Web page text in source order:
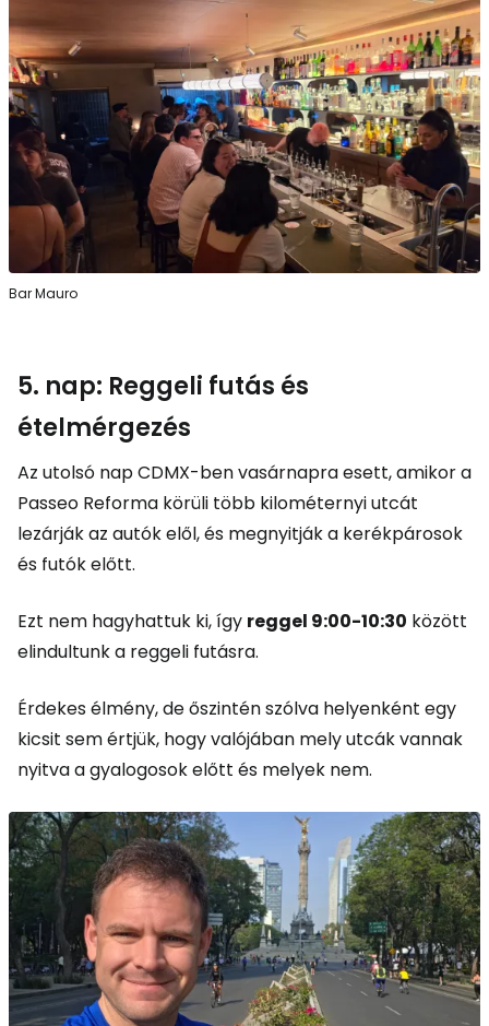
Bar Mauro
5. nap: Reggeli futás és
ételmérgezés
Az utolsó nap CDMX-ben vasárnapra esett, amikor a
Passeo Reforma körüli több kilométernyi utcát
lezárják az autók elől, és megnyitják a kerékpárosok
és futók előtt.
Ezt nem hagyhattuk ki, így reggel 9:00-10:30 között
elindultunk a reggeli futásra.
Érdekes élmény, de őszintén szólva helyenként egy
kicsit sem értjük, hogy valójában mely utcák vannak
nyitva a gyalogosok előtt és melyek nem.